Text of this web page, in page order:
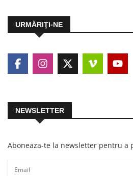
URMĂRIŢI-NE
NEWSLETTER
Aboneaza-te la newsletter pentru a